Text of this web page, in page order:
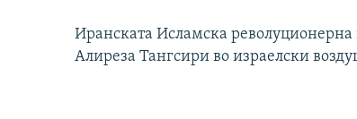
Иранската Исламска
Алиреза Тангсири во израелски